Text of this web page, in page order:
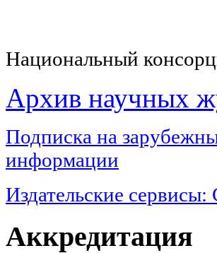
Национальный
Архив научных
Подписка на з
информации
Издательские сервисы:
Аккредитация